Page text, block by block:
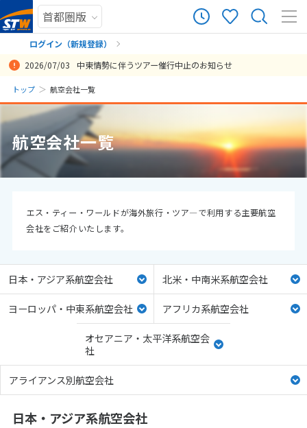
ログイン（新規登録）
まだ履歴がありません
まだ登録がありません
2026/07/03 中東情勢に伴うツアー催行中止のお知らせ
トップ 航空会社一覧
航空会社一覧
エス・ティー・ワールドが海外旅行・ツア―で利用する主要航空
会社をご紹介いたします。
日本・アジア系航空会社 北米・中南米系航空会社
ヨーロッパ・中東系航空会社 アフリカ系航空会社
オセアニア・太平洋系航空会
社
アライアンス別航空会社
日本・アジア系航空会社